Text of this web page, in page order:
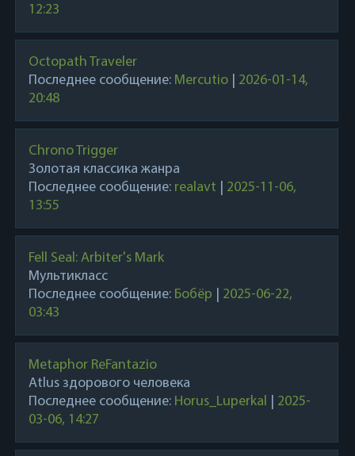
12:23
Octopath Traveler
Последнее сообщение: Mercutio| 2026-01-14,
20:48
Chrono Trigger
Золотая классика жанра
Последнее сообщение: realavt
2025-11-06,
13:55
Fell Seal: Arbiter's Mark
Мультикласс
Последнее сообщение: Бобёр
2025-06-22,
03:43
Metaphor ReFantazio
Atlus здорового человека
Последнее сообщение: Horus_Luperkal
2025-
03-06, 14:27